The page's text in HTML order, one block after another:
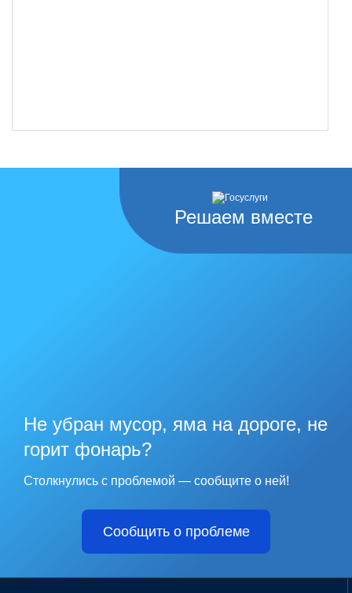
Решаем вместе
Не убран мусор, яма на дороге, не
горит фонарь?
Столкнулись с проблемой — сообщите о ней!
Сообщить о проблеме